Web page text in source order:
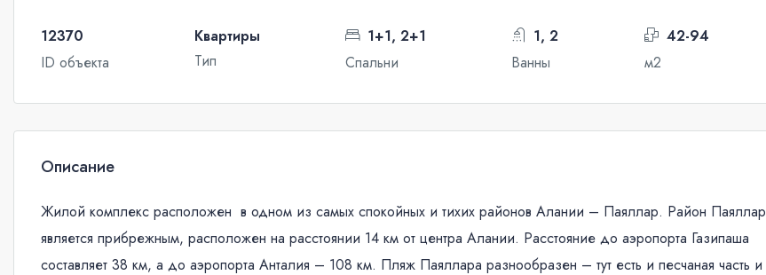
12370
ID объекта
Квартиры
Тип
1+1, 2+1
Спальни
1, 2
Ванны
42-94
м2
Описание
Жилой комплекс расположен в одном из самых спокойных и тихих районов Алании – Паяллар. Район Паяллар
является прибрежным, расположен на расстоянии 14 км от центра Алании. Расстояние до аэропорта Газипаша
составляет 38 км, а до аэропорта Анталия – 108 км. Пляж Паяллара разнообразен – тут есть и песчаная часть и